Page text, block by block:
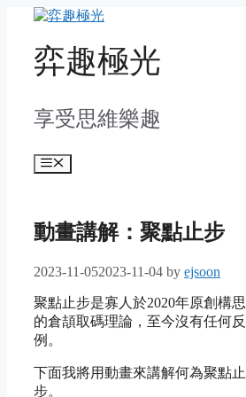
content弈趣極光
享受思維樂趣
Menu
動畫講解：聚點止步
2023-11-052023-11-04 by ejsoon
聚點止步是寡人於2020年原創構思
的倉頡取碼理論，至今沒有任何反
例。
下面我將用動畫來講解何為聚點止
步。